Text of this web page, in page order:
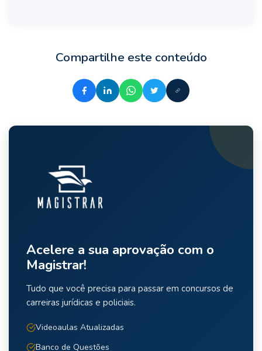
Compartilhe este conteúdo
Acelere a sua aprovação com o
Magistrar!
Tudo que você precisa para passar em concursos de
carreiras jurídicas e policiais.
Videoaulas Atualizadas
Banco de Questões